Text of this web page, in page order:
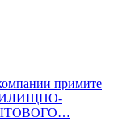
примите